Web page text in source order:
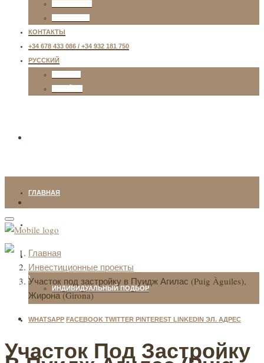
КОНТАКТЫ
+34 678 433 086 / +34 932 181 750
РУССКИЙ
ГЛАВНАЯ
НАШИ УСЛУГИ
ИНДИВИДУАЛЬНЫЙ ПОДБОР
О КОМПАНИИ
БЛОГ
Главная
Инвестиционные проекты
Участок под застройку в Пуидж Агилас (Puig Àguiles),
Жирона (Girona)
WHATSAPP FACEBOOK TWITTER PINTEREST LINKEDIN ЭЛ. АДРЕС
Участок Под Застройку